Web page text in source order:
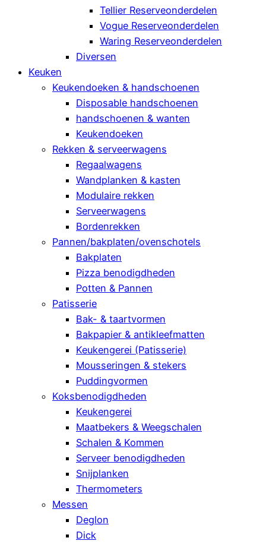
Tellier Reserveonderdelen
Vogue Reserveonderdelen
Waring Reserveonderdelen
Diversen
Keuken
Keukendoeken & handschoenen
Disposable handschoenen
handschoenen & wanten
Keukendoeken
Rekken & serveerwagens
Regaalwagens
Wandplanken & kasten
Modulaire rekken
Serveerwagens
Bordenrekken
Pannen/bakplaten/ovenschotels
Bakplaten
Pizza benodigdheden
Potten & Pannen
Patisserie
Bak- & taartvormen
Bakpapier & antikleefmatten
Keukengerei (Patisserie)
Mousseringen & stekers
Puddingvormen
Koksbenodigdheden
Keukengerei
Maatbekers & Weegschalen
Schalen & Kommen
Serveer benodigdheden
Snijplanken
Thermometers
Messen
Deglon
Dick